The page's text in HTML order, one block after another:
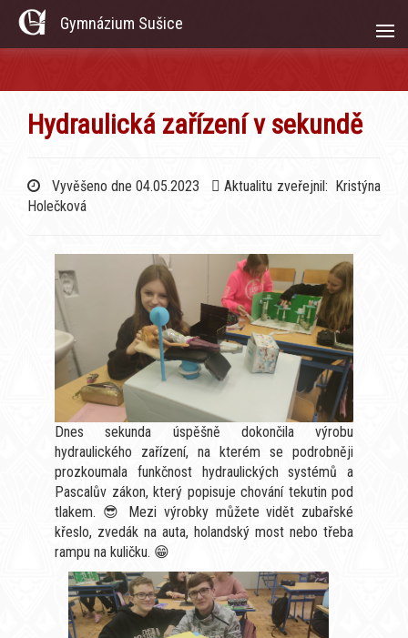
Gymnázium Sušice
Hydraulická zařízení v sekundě
Vyvěšeno dne 04.05.2023
Aktualitu zveřejnil: Kristýna
Holečková
Dnes sekunda úspěšně dokončila výrobu
hydraulického zařízení, na kterém se podrobněji
prozkoumala funkčnost hydraulických systémů a
Pascalův zákon, který popisuje chování tekutin pod
tlakem. 😎 Mezi výrobky můžete vidět zubařské
křeslo, zvedák na auta, holandský most nebo třeba
rampu na kuličku. 😁